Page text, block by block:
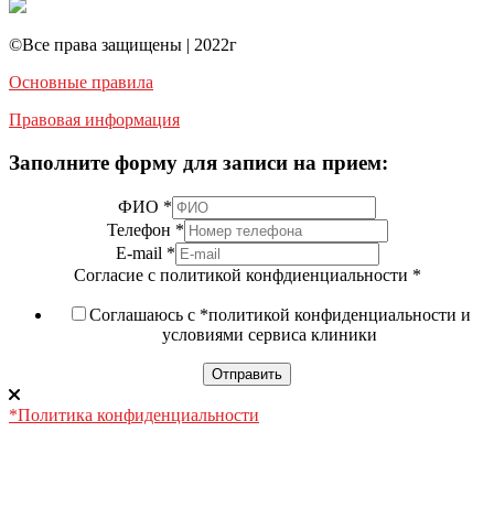
©️Все права защищены | 2022г
Основные правила
Правовая информация
Заполните форму для записи на прием:
ФИО *
Телефон *
E-mail *
Согласие с политикой конфдиенциальности *
Соглашаюсь с *политикой конфиденциальности и
условиями сервиса клиники
Отправить
*Политика конфиденциальности